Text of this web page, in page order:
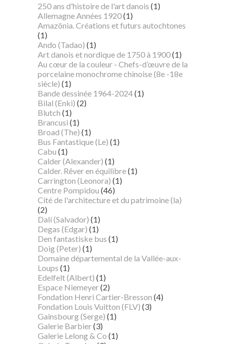
250 ans d'histoire de l'art danois (1)
Allemagne Années 1920(1)
Amazônia. Créations et futurs autochtones
(1)
Ando (Tadao) (1)
Art danois et nordique de 1750 à 1900(1)
Au cœur de la couleur - Chefs-d’œuvre de la
porcelaine monochrome chinoise (8e -18e
siècle) (1)
Bande dessinée 1964-2024(1)
Bilal (Enki) (2)
Blutch (1)
Brancusi (1)
Broad (The) (1)
Bus Fantastique (Le) (1)
Cabu (1)
Calder (Alexander) (1)
Calder. Rêver en équilibre(1)
Carrington (Leonora) (1)
Centre Pompidou (46)
Cité de l'architecture et du patrimoine (la)
(2)
Dalí (Salvador) (1)
Degas (Edgar) (1)
Den fantastiske bus (1)
Doig (Peter) (1)
Domaine départemental de la Vallée-aux-
Loups (1)
Edelfelt (Albert) (1)
Espace Niemeyer(2)
Fondation Henri Cartier-Bresson (4)
Fondation Louis Vuitton (FLV) (3)
Gainsbourg (Serge) (1)
Galerie Barbier(3)
Galerie Lelong & Co (1)